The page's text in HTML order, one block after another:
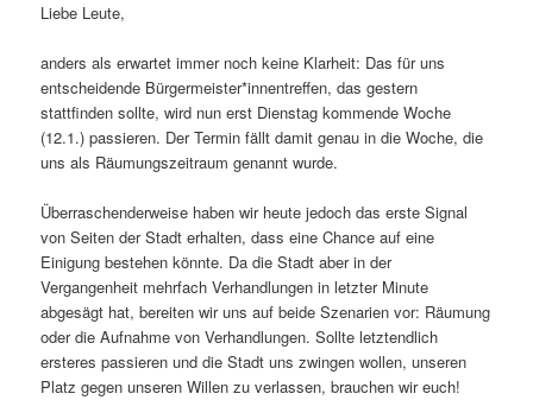
Liebe Leute,
anders als erwartet immer noch keine Klarheit: Das für uns
entscheidende Bürgermeister*innentreffen, das gestern
stattfinden sollte, wird nun erst Dienstag kommende Woche
(12.1.) passieren. Der Termin fällt damit genau in die Woche, die
uns als Räumungszeitraum genannt wurde.
Überraschenderweise haben wir heute jedoch das erste Signal
von Seiten der Stadt erhalten, dass eine Chance auf eine
Einigung bestehen könnte. Da die Stadt aber in der
Vergangenheit mehrfach Verhandlungen in letzter Minute
abgesägt hat, bereiten wir uns auf beide Szenarien vor: Räumung
oder die Aufnahme von Verhandlungen. Sollte letztendlich
ersteres passieren und die Stadt uns zwingen wollen, unseren
Platz gegen unseren Willen zu verlassen, brauchen wir euch!